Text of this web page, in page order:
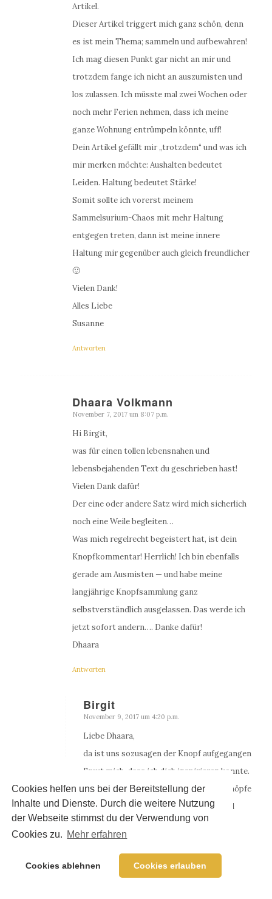
Cookies helfen uns bei der Bereitstellung der
Inhalte und Dienste. Durch die weitere Nutzung
der Webseite stimmst du der Verwendung von
Cookies zu. Mehr erfahren
Cookies ablehnen Cookies erlauben
Artikel.
Dieser Artikel triggert mich ganz schön, denn
es ist mein Thema; sammeln und aufbewahren!
Ich mag diesen Punkt gar nicht an mir und
trotzdem fange ich nicht an auszumisten und
los zulassen. Ich müsste mal zwei Wochen oder
noch mehr Ferien nehmen, dass ich meine
ganze Wohnung entrümpeln könnte, uff!
Dein Artikel gefällt mir „trotzdem“ und was ich
mir merken möchte: Aushalten bedeutet
Leiden. Haltung bedeutet Stärke!
Somit sollte ich vorerst meinem
Sammelsurium-Chaos mit mehr Haltung
entgegen treten, dann ist meine innere
Haltung mir gegenüber auch gleich freundlicher
🙂
Vielen Dank!
Alles Liebe
Susanne
Antworten
Dhaara Volkmann
sagte:
November 7, 2017 um 8:07 p.m.
Hi Birgit,
was für einen tollen lebensnahen und
lebensbejahenden Text du geschrieben hast!
Vielen Dank dafür!
Der eine oder andere Satz wird mich sicherlich
noch eine Weile begleiten…
Was mich regelrecht begeistert hat, ist dein
Knopfkommentar! Herrlich! Ich bin ebenfalls
gerade am Ausmisten — und habe meine
langjährige Knopfsammlung ganz
selbstverständlich ausgelassen. Das werde ich
jetzt sofort andern…. Danke dafür!
Dhaara
Antworten
Birgit
sagte:
November 9, 2017 um 4:20 p.m.
Liebe Dhaara,
da ist uns sozusagen der Knopf aufgegangen
Freut mich, dass ich dich inspirieren konnte.
Danke für das Wort „lebensbejahend“. Knöpfe
sammeln ist definitiv eher das Gegenteil
davon.
Alles Liebe